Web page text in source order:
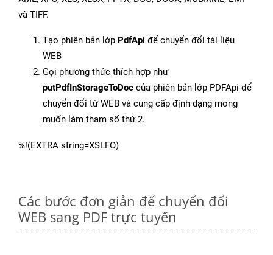
và TIFF.
Tạo phiên bản lớp PdfApi để chuyển đổi tài liệu
WEB
Gọi phương thức thích hợp như
putPdfInStorageToDoc của phiên bản lớp PDFApi để
chuyển đổi từ WEB và cung cấp định dạng mong
muốn làm tham số thứ 2.
%!(EXTRA string=XSLFO)
Các bước đơn giản để chuyển đổi
WEB sang PDF trực tuyến